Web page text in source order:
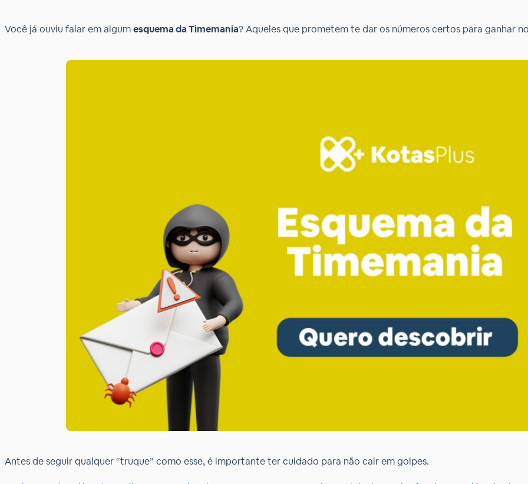
Você já ouviu falar em algumesquema da Timemania? Aqueles que prometem te dar os números certos para ganhar
Antes de seguir qualquer “truque” como esse, é importante ter cuidado para não cair em golpes.